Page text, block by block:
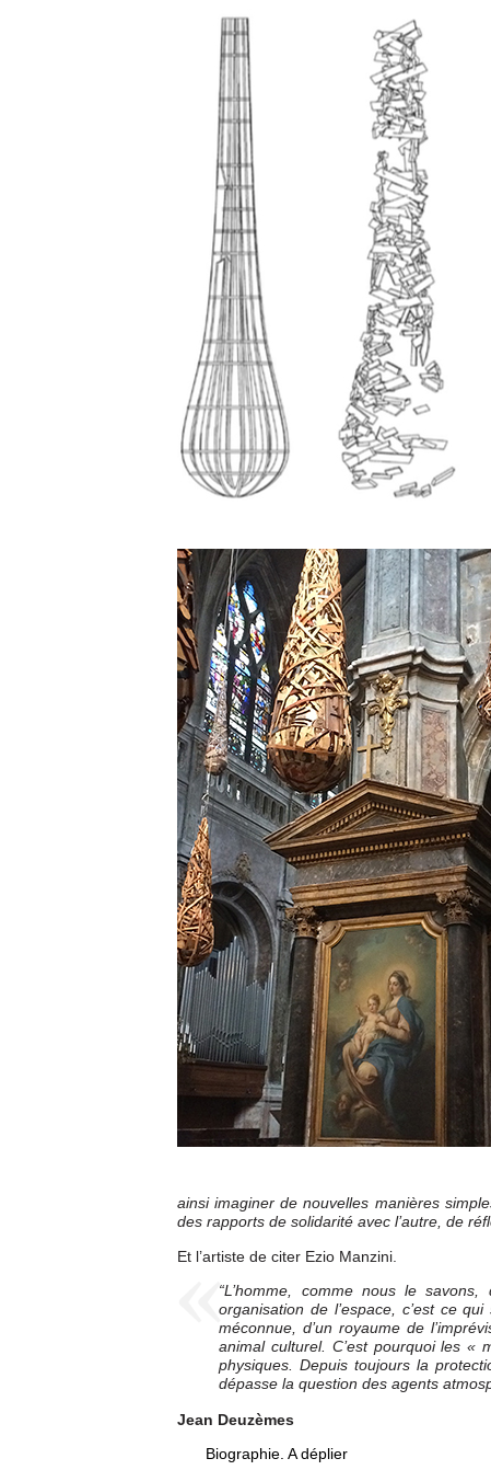
ainsi imaginer de nouvelles manières
des rapports de solidarité avec l’autre, de
Et l’artiste de citer Ezio Manzini.
“L’homme, comme nous le
organisation de l’espace, c’est ce
méconnue, d’un royaume de
animal culturel. C’est pourquoi les «
physiques. Depuis toujours la
dépasse la question des agents
Jean Deuzèmes
Biographie. A déplier